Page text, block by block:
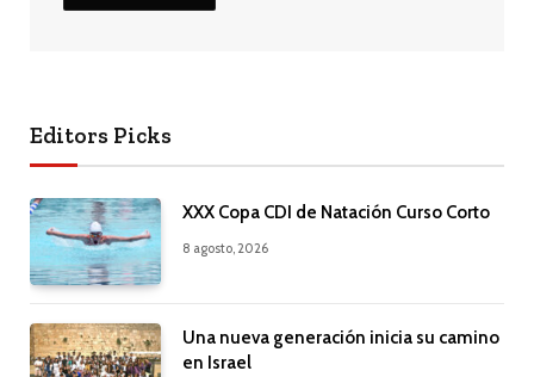
Editors Picks
XXX Copa CDI de Natación Curso Corto
8 agosto, 2026
Una nueva generación inicia su camino
en Israel